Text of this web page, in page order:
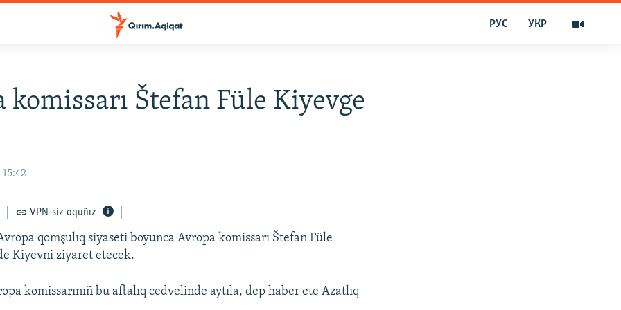
УКР
РУС
komissarı Štefan Füle Kiyevge
VPN-siz oquñız
qomşulıq siyaseti boyunca Avropa komissarı Štefan Füle
Kiyevni ziyaret etecek.
komissarınıñ bu aftalıq cedvelinde aytıla, dep haber ete Azatlıq